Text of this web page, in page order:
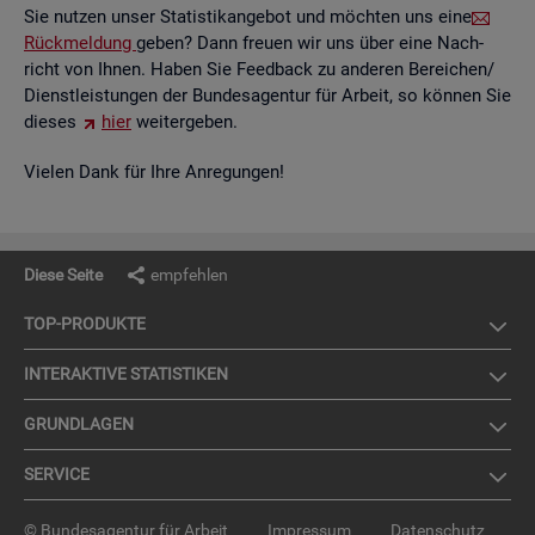
Sie nut­zen unser Sta­tis­tik­an­ge­bot und möch­ten uns eine
Rück­mel­dung geben? Dann freu­en wir uns über eine Nach­
richt von Ihnen. Haben Sie Feed­back zu an­de­ren Be­rei­chen/
Dienst­leis­tun­gen der Bun­des­agen­tur für Ar­beit, so kön­nen Sie
die­ses
hier wei­ter­ge­ben.
Vie­len Dank für Ihre An­re­gun­gen!
Diese Seite empfehlen
TOP-PRO­DUK­TE
IN­TER­AK­TI­VE STA­TIS­TI­KEN
GRUND­LA­GEN
SER­VICE
© Bundesagentur für Arbeit Impressum Datenschutz